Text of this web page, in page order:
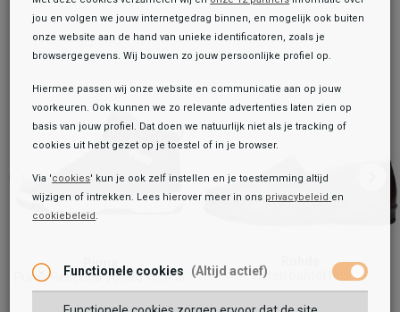
Puma
Puma Rebound V6 Mid WTR Jr
59,99
Heren pantoffels
89,99
jou en volgen we jouw internetgedrag binnen, en mogelijk ook buiten
onze website aan de hand van unieke identificatoren, zoals je
browsergegevens. Wij bouwen zo jouw persoonlijke profiel op.
Hiermee passen wij onze website en communicatie aan op jouw
voorkeuren. Ook kunnen we zo relevante advertenties laten zien op
basis van jouw profiel. Dat doen we natuurlijk niet als je tracking of
cookies uit hebt gezet op je toestel of in je browser.
Via 'cookies' kun je ook zelf instellen en je toestemming altijd
wijzigen of intrekken. Lees hierover meer in ons privacybeleid en
cookiebeleid .
Functionele cookies (Altijd actief)